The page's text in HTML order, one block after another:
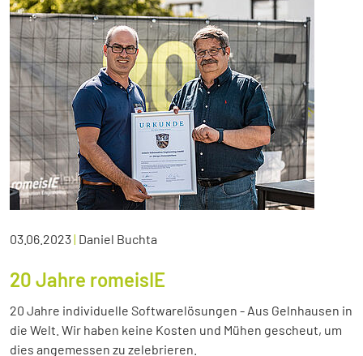
03.06.2023| Daniel Buchta
20 Jahre romeisIE
20 Jahre individuelle Softwarelösungen - Aus Gelnhausen in
die Welt. Wir haben keine Kosten und Mühen gescheut, um
dies angemessen zu zelebrieren.